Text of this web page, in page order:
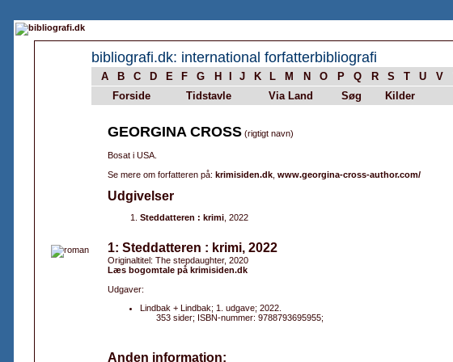
bibliografi.dk: international forfatterbibliografi
A B C D E F G H J K L M N O P Q R S T U V
Forside
Tidstavle Via Land Søg Kilder
GEORGINA CROSS (rigtigt navn)
Bosat i USA.
Se mere om forfatteren på: krimisiden.dk www.georgina-cross-author.com/
Udgivelser
Steddatteren : krimi , 2022
1: Steddatteren : krimi, 2022
Originaltitel: The stepdaughter, 2020
Læs bogomtale på krimisiden.dk
Udgaver:
Lindbak + Lindbak; 1. udgave; 2022.
353 sider; ISBN-nummer: 9788793695955;
Anden information: